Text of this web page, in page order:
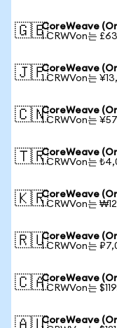
🇬🇧CoreWeave
1 CRWVon는
🇯🇵CoreWeave
1 CRWVon는
🇨🇳CoreWeave
1 CRWVon는
🇹🇷CoreWeave
1 CRWVon는
🇰🇷CoreWeave
1 CRWVon는
🇷🇺CoreWeave
1 CRWVon는
🇨🇦CoreWeave
1 CRWVon는
CoreWeave